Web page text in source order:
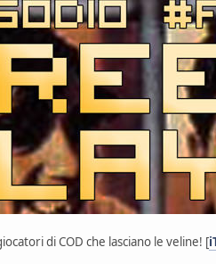
di COD che lasciano le veline! [